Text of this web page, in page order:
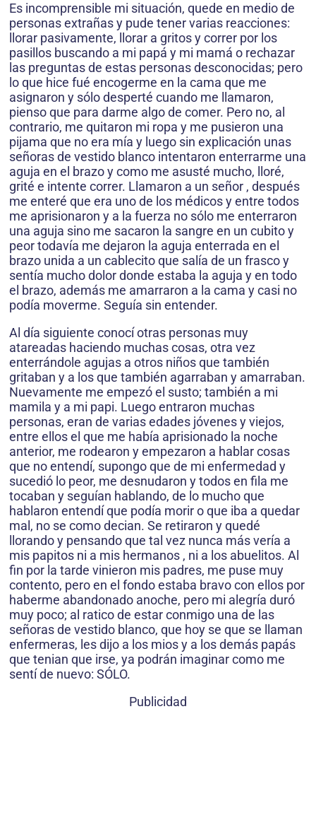
Es incomprensible mi situación, quede en medio de
personas extrañas y pude tener varias reacciones:
llorar pasivamente, llorar a gritos y correr por los
pasillos buscando a mi papá y mi mamá o rechazar
las preguntas de estas personas desconocidas; pero
lo que hice fué encogerme en la cama que me
asignaron y sólo desperté cuando me llamaron,
pienso que para darme algo de comer. Pero no, al
contrario, me quitaron mi ropa y me pusieron una
pijama que no era mía y luego sin explicación unas
señoras de vestido blanco intentaron enterrarme una
aguja en el brazo y como me asusté mucho, lloré,
grité e intente correr. Llamaron a un señor , después
me enteré que era uno de los médicos y entre todos
me aprisionaron y a la fuerza no sólo me enterraron
una aguja sino me sacaron la sangre en un cubito y
peor todavía me dejaron la aguja enterrada en el
brazo unida a un cablecito que salía de un frasco y
sentía mucho dolor donde estaba la aguja y en todo
el brazo, además me amarraron a la cama y casi no
podía moverme. Seguía sin entender.
Al día siguiente conocí otras personas muy
atareadas haciendo muchas cosas, otra vez
enterrándole agujas a otros niños que también
gritaban y a los que también agarraban y amarraban.
Nuevamente me empezó el susto; también a mi
mamila y a mi papi. Luego entraron muchas
personas, eran de varias edades jóvenes y viejos,
entre ellos el que me había aprisionado la noche
anterior, me rodearon y empezaron a hablar cosas
que no entendí, supongo que de mi enfermedad y
sucedió lo peor, me desnudaron y todos en fila me
tocaban y seguían hablando, de lo mucho que
hablaron entendí que podía morir o que iba a quedar
mal, no se como decian. Se retiraron y quedé
llorando y pensando que tal vez nunca más vería a
mis papitos ni a mis hermanos , ni a los abuelitos. Al
fin por la tarde vinieron mis padres, me puse muy
contento, pero en el fondo estaba bravo con ellos por
haberme abandonado anoche, pero mi alegría duró
muy poco; al ratico de estar conmigo una de las
señoras de vestido blanco, que hoy se que se llaman
enfermeras, les dijo a los mios y a los demás papás
que tenian que irse, ya podrán imaginar como me
sentí de nuevo: SÓLO.
Publicidad